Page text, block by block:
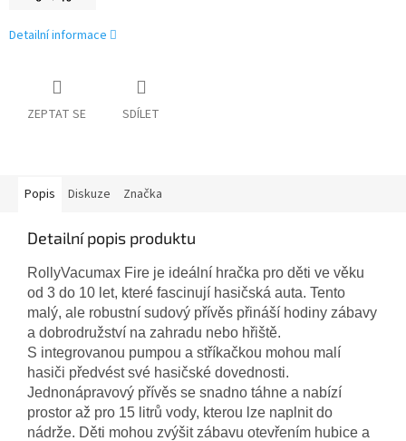
Detailní informace
ZEPTAT SE SDÍLET
Popis Diskuze Značka
Detailní popis produktu
RollyVacumax Fire je ideální hračka pro děti ve věku
od 3 do 10 let, které fascinují hasičská auta. Tento
malý, ale robustní sudový přívěs přináší hodiny zábavy
a dobrodružství na zahradu nebo hřiště.
S integrovanou pumpou a stříkačkou mohou malí
hasiči předvést své hasičské dovednosti.
Jednonápravový přívěs se snadno táhne a nabízí
prostor až pro 15 litrů vody, kterou lze naplnit do
nádrže. Děti mohou zvýšit zábavu otevřením hubice a